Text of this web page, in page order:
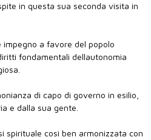
in questa sua seconda visita in
impegno a favore del popolo
fondamentali dellautonomia
di capo di governo in esilio,
e dalla sua gente.
spirituale così ben armonizzata con